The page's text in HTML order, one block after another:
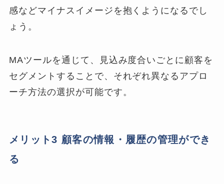
感などマイナスイメージを抱くようになるでし
ょう。
MAツールを通じて、見込み度合いごとに顧客を
セグメントすることで、それぞれ異なるアプロ
ーチ方法の選択が可能です。
メリット3 顧客の情報・履歴の管理ができ
る